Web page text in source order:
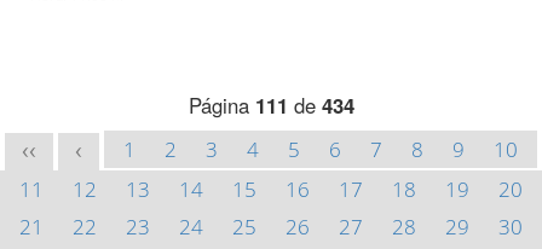
Página 111 de 434
<< < 1 2 3 4 5 6 7 8 9
10
11
12 13 14 15 16 17 18 19
20
21
22 23 24 25 26 27 28 29
30